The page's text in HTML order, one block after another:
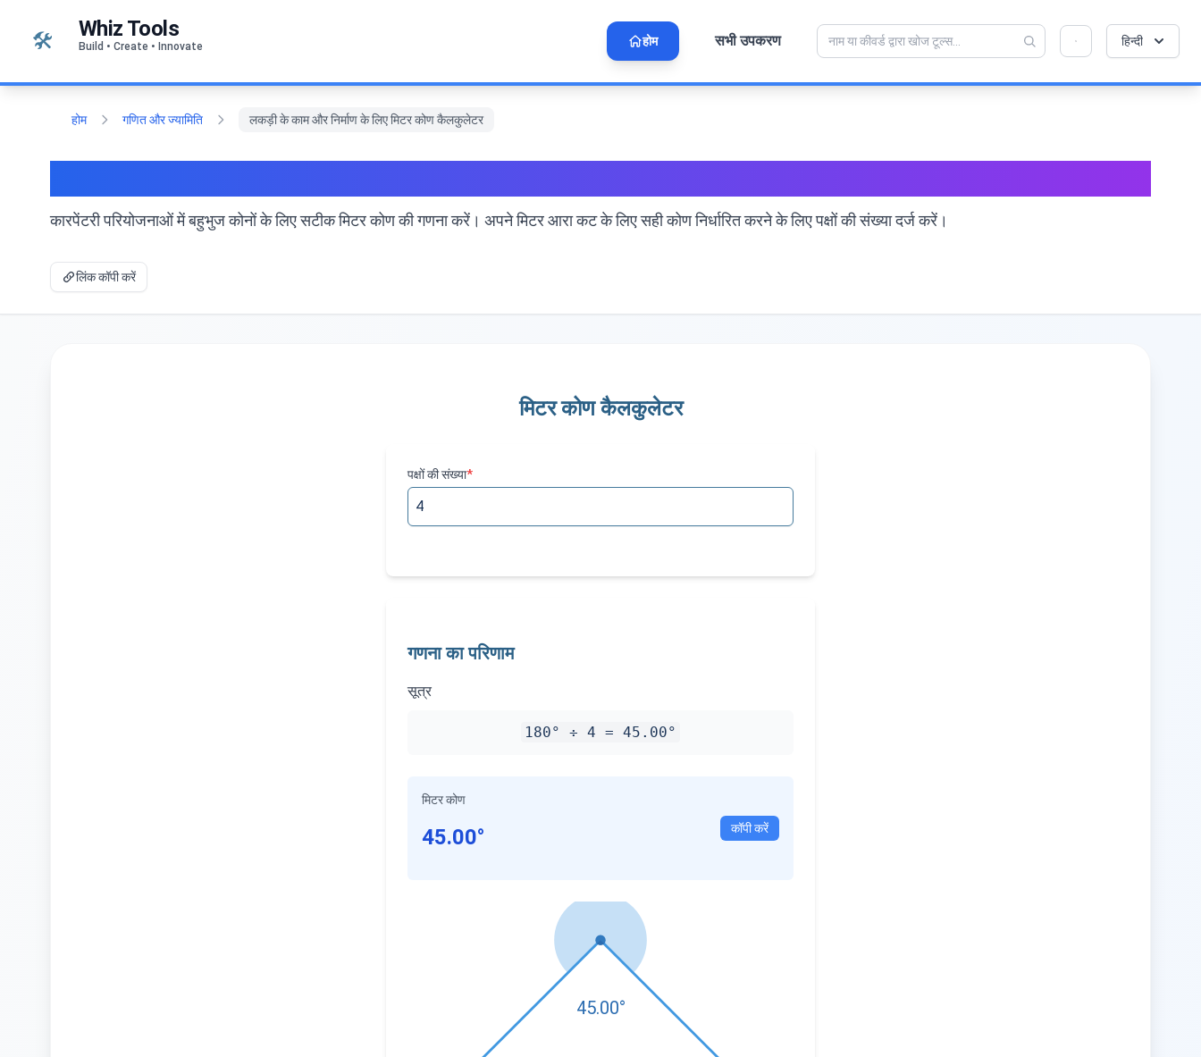
🛠️ Whiz Tools
Build • Create • Innovate होम सभी उपकरण हिन्दी
होम गणित और ज्यामिति लकड़ी के काम और निर्माण के लिए मिटर कोण कैलकुलेटर
कारपेंटरी परियोजनाओं में बहुभुज कोनों के लिए सटीक मिटर कोण की गणना करें। अपने मिटर आरा कट के लिए सही कोण निर्धारित करने के लिए पक्षों की संख्या दर्ज करें।
लिंक कॉपी करें
मिटर कोण कैलकुलेटर
पक्षों की संख्या*
गणना का परिणाम
सूत्र
180° ÷ 4 = 45.00°
मिटर कोण
45.00° कॉपी करें
45.00°
💡 क्या आप इस टूल को पसंद करते हैं? हमें इसे और बेहतर बनाने
में मदद करें!
खोलने के लिए क्लिक करें →